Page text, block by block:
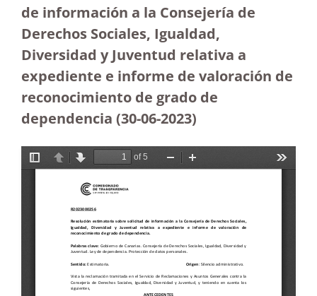
de información a la Consejería de
Derechos Sociales, Igualdad,
Diversidad y Juventud relativa a
expediente e informe de valoración de
reconocimiento de grado de
dependencia (30-06-2023)